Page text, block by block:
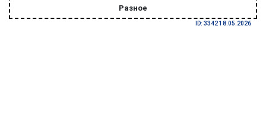
Разное
ID: 3342 18.05.2026